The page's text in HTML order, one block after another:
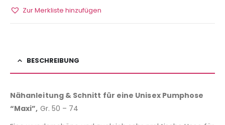
Zur Merkliste hinzufügen
BESCHREIBUNG
Nähanleitung & Schnitt für eine Unisex Pumphose
“Maxi”, Gr. 50 – 74